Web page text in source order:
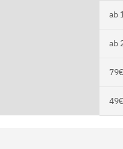
ab
ab
79€
49€